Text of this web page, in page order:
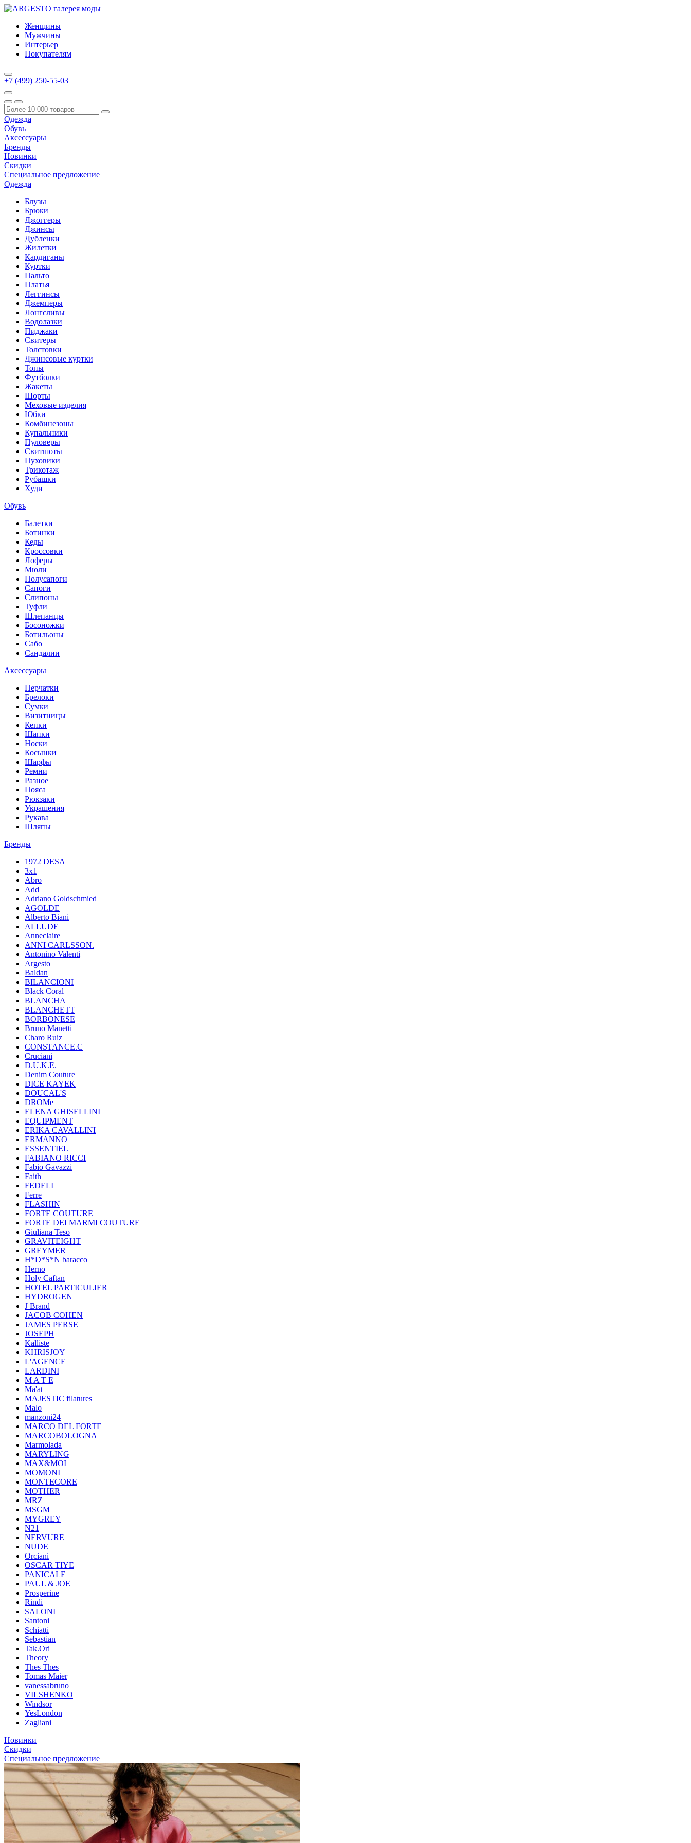
Женщины
Мужчины
Интерьер
Покупателям
+7 (499) 250-55-03
Одежда
Обувь
Аксессуары
Бренды
Новинки
Скидки
Специальное предложение
Одежда
Блузы
Брюки
Джоггеры
Джинсы
Дубленки
Жилетки
Кардиганы
Куртки
Пальто
Платья
Леггинсы
Джемперы
Лонгсливы
Водолазки
Пиджаки
Свитеры
Толстовки
Джинсовые куртки
Топы
Футболки
Жакеты
Шорты
Меховые изделия
Юбки
Комбинезоны
Купальники
Пуловеры
Свитшоты
Пуховики
Трикотаж
Рубашки
Худи
Обувь
Балетки
Ботинки
Кеды
Кроссовки
Лоферы
Мюли
Полусапоги
Сапоги
Слипоны
Туфли
Шлепанцы
Босоножки
Ботильоны
Сабо
Сандалии
Аксессуары
Перчатки
Брелоки
Сумки
Визитницы
Кепки
Шапки
Носки
Косынки
Шарфы
Ремни
Разное
Пояса
Рюкзаки
Украшения
Рукава
Шляпы
Бренды
1972 DESA
3x1
Abro
Add
Adriano Goldschmied
AGOLDE
Alberto Biani
ALLUDE
Anneclaire
ANNI CARLSSON.
Antonino Valenti
Argesto
Baldan
BILANCIONI
Black Coral
BLANCHA
BLANCHETT
BORBONESE
Bruno Manetti
Charo Ruiz
CONSTANCE.C
Cruciani
D.U.K.E.
Denim Couture
DICE KAYEK
DOUCAL'S
DROMe
ELENA GHISELLINI
EQUIPMENT
ERIKA CAVALLINI
ERMANNO
ESSENTIEL
FABIANO RICCI
Fabio Gavazzi
Faith
FEDELI
Ferre
FLASHIN
FORTE COUTURE
FORTE DEI MARMI COUTURE
Giuliana Teso
GRAVITEIGHT
GREYMER
H*D*S*N baracco
Herno
Holy Caftan
HOTEL PARTICULIER
HYDROGEN
J Brand
JACOB COHEN
JAMES PERSE
JOSEPH
Kalliste
KHRISJOY
L'AGENCE
LARDINI
M A T E
Ma'at
MAJESTIC filatures
Malo
manzoni24
MARCO DEL FORTE
MARCOBOLOGNA
Marmolada
MARYLING
MAX&MOI
MOMONI
MONTECORE
MOTHER
MRZ
MSGM
MYGREY
N21
NERVURE
NUDE
Orciani
OSCAR TIYE
PANICALE
PAUL & JOE
Prosperine
Rindi
SALONI
Santoni
Schiatti
Sebastian
Tak.Ori
Theory
Thes Thes
Tomas Maier
vanessabruno
VILSHENKO
Windsor
YesLondon
Zagliani
Новинки
Скидки
Специальное предложение